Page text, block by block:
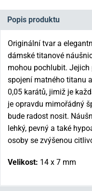
Popis produktu
Originální tvar a
dámské titanové
mohou pochlubit.
spojení matného titanu
0,05 karátů, jimiž je
je opravdu mimořádný
bude radost nosit.
lehký, pevný a také
osoby se zvýšenou
Velikost: 14 x 7 mm